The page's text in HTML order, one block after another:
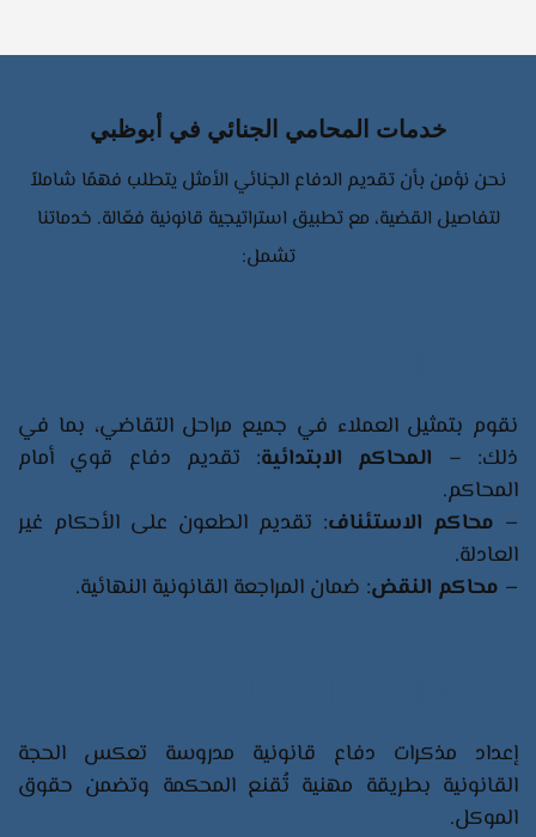
خدمات المحامي الجنائي في أبوظبي
نحن نؤمن بأن تقديم الدفاع الجنائي الأمثل يتطلب فهمًا شاملاً
لتفاصيل القضية، مع تطبيق استراتيجية قانونية فعّالة. خدماتنا
تشمل:
نقوم بتمثيل العملاء في جميع مراحل التقاضي، بما في
ذلك: – المحاكم الابتدائية: تقديم دفاع قوي أمام
المحاكم.
– محاكم الاستئناف: تقديم الطعون على الأحكام غير
العادلة.
– محاكم النقض: ضمان المراجعة القانونية النهائية.
إعداد مذكرات دفاع قانونية مدروسة تعكس الحجة
القانونية بطريقة مهنية تُقنع المحكمة وتضمن حقوق
الموكل.